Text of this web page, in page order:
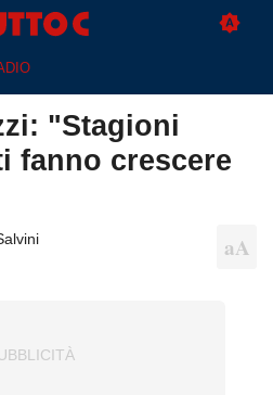
"Stagioni
fanno crescere